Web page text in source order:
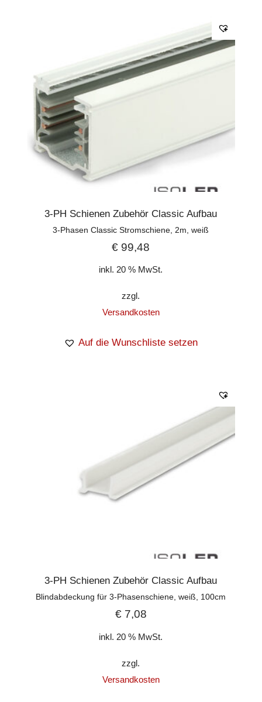
3-PH Schienen Zubehör Classic Aufbau
3-Phasen Classic Stromschiene, 2m, weiß
€ 99,48
inkl. 20 % MwSt.
zzgl.
Versandkosten
Auf die Wunschliste setzen
3-PH Schienen Zubehör Classic Aufbau
Blindabdeckung für 3-Phasenschiene, weiß, 100cm
€7,08
inkl. 20 % MwSt.
zzgl.
Versandkosten